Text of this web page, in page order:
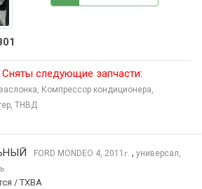
следующие запчасти:
Компрессор кондиционера,
ТНВД
FORD MONDEO 4, 2011 г. , универсал,
/ TXBA